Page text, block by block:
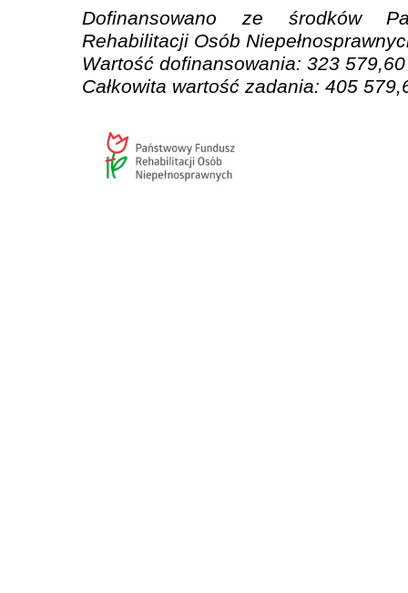
Dofinansowano ze środków
Rehabilitacji Osób
Wartość dofinansowania: 323 579,60
Całkowita wartość zadania: 405